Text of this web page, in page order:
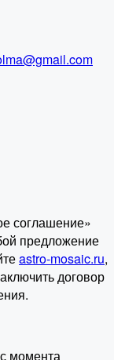
соглашение»
предложение
astro-mosaic.ru,
договор
момента